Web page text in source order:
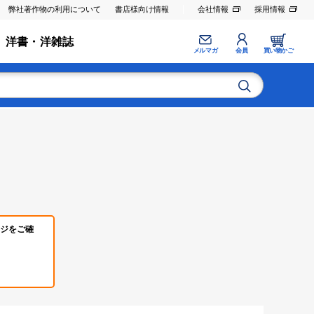
弊社著作物の利用について 書店様向け情報 会社情報 採用情報
洋書・洋雑誌
メルマガ 会員 買い物かご
をご確